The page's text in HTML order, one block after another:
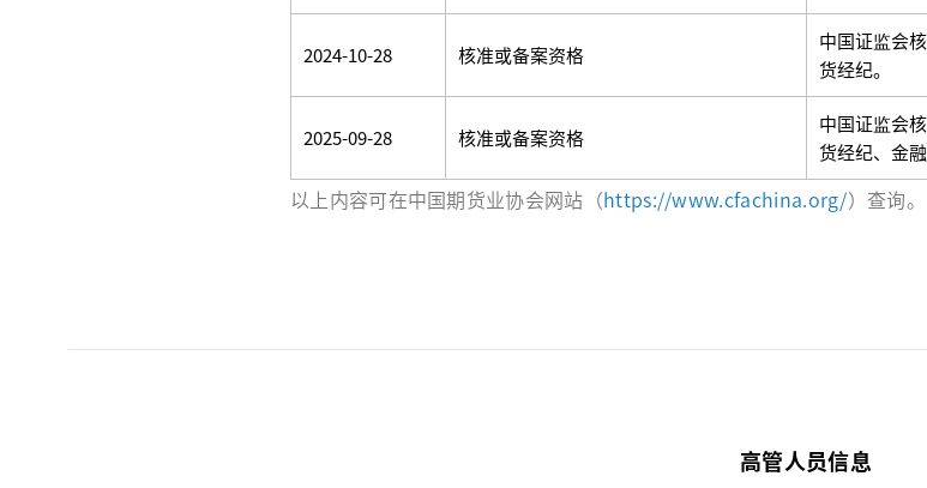
2024-10-28 核准或备案资格
中国证监会
货经纪。
2025-09-28 核准或备案资格
中国证监会
货经纪、金
以上内容可在中国期货业协会网站（https://www.cfachina.org/）查询。
高管人员信息